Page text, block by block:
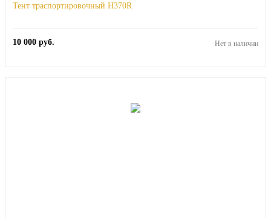
Тент траспортировочный H370R
10 000 руб. Нет в наличии